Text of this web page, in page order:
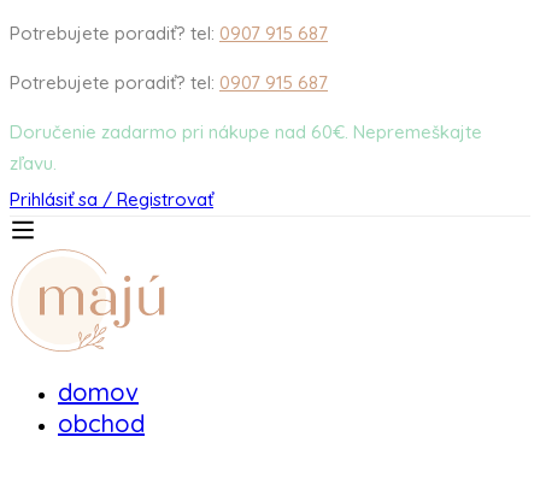
Potrebujete poradiť? tel: 0907 915 687
Potrebujete poradiť? tel: 0907 915 687
Doručenie zadarmo pri nákupe nad 60€. Nepremeškajte
zľavu.
Prihlásiť sa / Registrovať
domov
obchod